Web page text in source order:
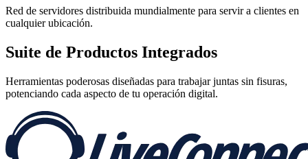
Red de servidores distribuida mundialmente para servir a clientes en
cualquier ubicación.
Suite de Productos Integrados
Herramientas poderosas diseñadas para trabajar juntas sin fisuras,
potenciando cada aspecto de tu operación digital.